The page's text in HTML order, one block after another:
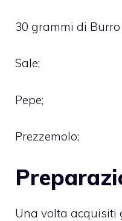
30 grammi di Burro
Sale;
Pepe;
Prezzemolo;
Una volta acquisiti